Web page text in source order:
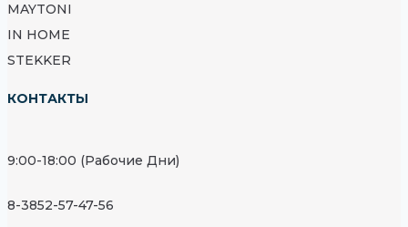
MAYTONI
IN HOME
STEKKER
КОНТАКТЫ
9:00-18:00 (Рабочие Дни)
8-3852-57-47-56